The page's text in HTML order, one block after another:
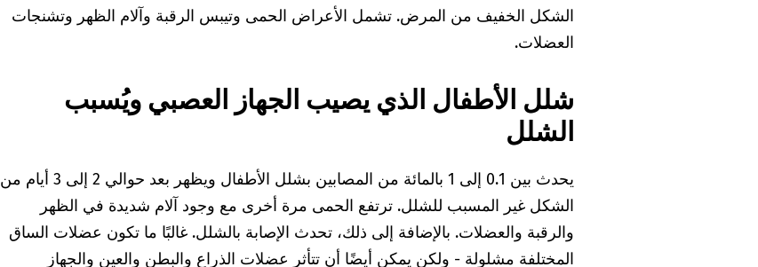
الشكل الخفيف من المرض. تشمل الأعراض الحمى وتيبس الرقبة وآلام الظهر وتشنجات
العضلات.
شلل الأطفال الذي يصيب الجهاز العصبي ويُسبب
الشلل
يحدث بين 0.1 إلى 1 بالمائة من المصابين بشلل الأطفال ويظهر بعد حوالي 2 إلى 3 أيام من
الشكل غير المسبب للشلل. ترتفع الحمى مرة أخرى مع وجود آلام شديدة في الظهر
والرقبة والعضلات. بالإضافة إلى ذلك، تحدث الإصابة بالشلل. غالبًا ما تكون عضلات الساق
المختلفة مشلولة - ولكن يمكن أيضًا أن تتأثر عضلات الذراع والبطن والعين والجهاز